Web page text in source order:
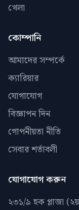
খেলা
কোম্পানি
আমাদের সম্পর্কে
ক্যারিয়ার
যোগাযোগ
বিজ্ঞাপন দিন
গোপনীয়তা নীতি
সেবার শর্তাবলী
যোগাযোগ করুন
২৩১/৯ হক প্লাজা (২য়